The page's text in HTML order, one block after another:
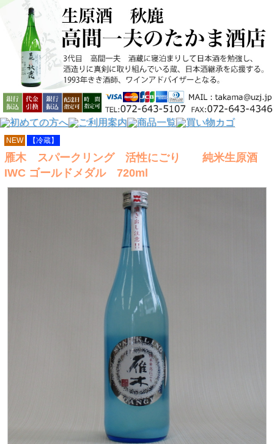
NEW 【冷蔵】
雁木 スパークリング 活性にごり 純米生原酒
IWC ゴールドメダル 720ml